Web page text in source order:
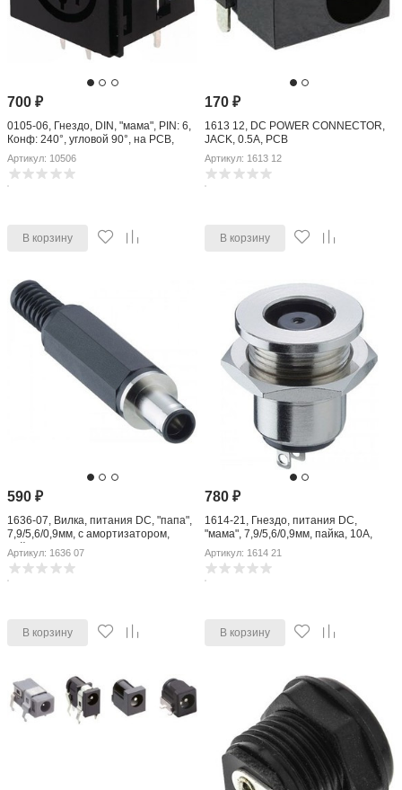
700₽
0105-06, Гнездо, DIN, "мама", PIN: 6,
Конф: 240°, угловой 90°, на PCB,
THT, 24В
Артикул: 10506
В корзину
170 ₽
1613 12, DC POWER CONNECTOR,
JACK, 0.5A, PCB
Артикул: 1613 12
В корзину
590₽
1636-07, Вилка, питания DC, "папа",
7,9/5,6/0,9мм, с амортизатором,
пайка
Артикул: 1636 07
В корзину
780 ₽
1614-21, Гнездо, питания DC,
"мама", 7,9/5,6/0,9мм, пайка, 10А,
24ВDC
Артикул: 1614 21
В корзину